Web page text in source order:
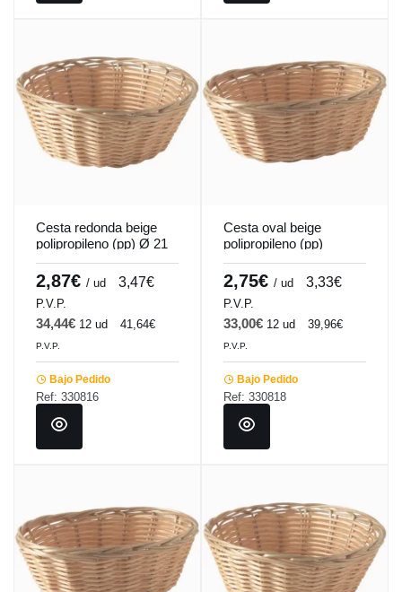
Cesta redonda beige
polipropileno (pp) Ø 21
cm 6,5 cm Pro.mundi
2,87€ / ud 3,47€
P.V.P.
34,44€ 12 ud 41,64€
P.V.P.
Bajo Pedido
Ref: 330816
Cesta oval beige
polipropileno (pp)
23x15x6,5 cm
Pro.mundi
2,75€ / ud 3,33€
P.V.P.
33,00€ 12 ud 39,96€
P.V.P.
Bajo Pedido
Ref: 330818